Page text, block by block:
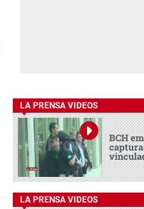
LA PRENSA VIDEOS
BCH
LA PRENSA VIDEOS